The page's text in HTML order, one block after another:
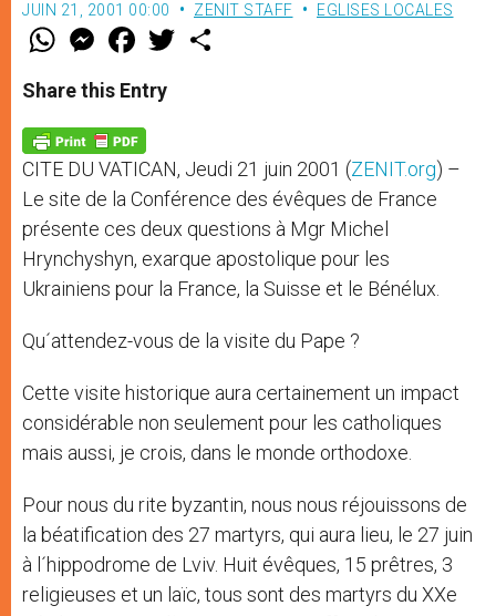
JUIN 21, 2001 00:00 ZENIT STAFF EGLISES LOCALES
W
t
s
p
p
M
e
s
e
g
e
r
F
a
e
b
o
k
w
Share this Entry
CITE DU VATICAN, Jeudi 21 juin 2001 (ZENIT.org) –
Le site de la Conférence des évêques de France
présente ces deux questions à Mgr Michel
Hrynchyshyn, exarque apostolique pour les
Ukrainiens pour la France, la Suisse et le Bénélux.
Qu´attendez-vous de la visite du Pape ?
Cette visite historique aura certainement un impact
considérable non seulement pour les catholiques
mais aussi, je crois, dans le monde orthodoxe.
Pour nous du rite byzantin, nous nous réjouissons de
la béatification des 27 martyrs, qui aura lieu, le 27 juin
à l´hippodrome de Lviv. Huit évêques, 15 prêtres, 3
religieuses et un laïc, tous sont des martyrs du XXe